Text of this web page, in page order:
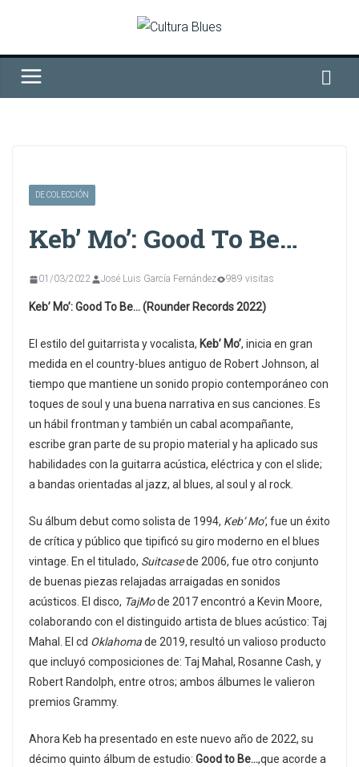
contenido
DE COLECCIÓN
Keb’ Mo’: Good To Be…
01/03/2022 José Luis García Fernández 989 visitas
Keb’ Mo’: Good To Be… (Rounder Records 2022)
El estilo del guitarrista y vocalista, Keb’ Mo’, inicia en gran
medida en el country-blues antiguo de Robert Johnson, al
tiempo que mantiene un sonido propio contemporáneo con
toques de soul y una buena narrativa en sus canciones. Es
un hábil frontman y también un cabal acompañante,
escribe gran parte de su propio material y ha aplicado sus
habilidades con la guitarra acústica, eléctrica y con el slide;
a bandas orientadas al jazz, al blues, al soul y al rock.
Su álbum debut como solista de 1994, Keb’ Mo’, fue un éxito
de crítica y público que tipificó su giro moderno en el blues
vintage. En el titulado, Suitcasede 2006, fue otro conjunto
de buenas piezas relajadas arraigadas en sonidos
acústicos. El disco, TajMode 2017 encontró a Kevin Moore,
colaborando con el distinguido artista de blues acústico: Taj
Mahal. El cd Oklahomade 2019, resultó un valioso producto
que incluyó composiciones de: Taj Mahal, Rosanne Cash, y
Robert Randolph, entre otros; ambos álbumes le valieron
premios Grammy.
Ahora Keb ha presentado en este nuevo año de 2022, su
décimo quinto álbum de estudio: Good to Be…,que acorde a